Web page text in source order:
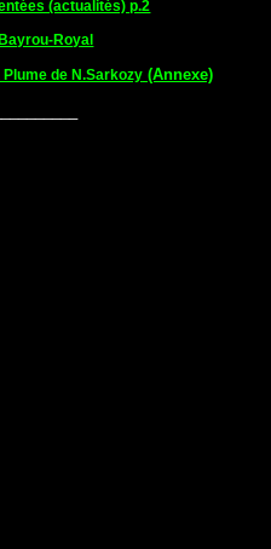
(actualités) p.2
Royal
de N.Sarkozy(Annexe)